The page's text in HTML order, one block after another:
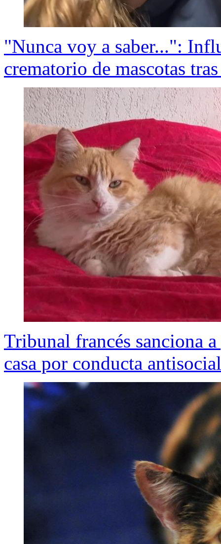
"Nunca voy a saber...":
crematorio de mascotas
Tribunal francés sanciona
casa por conducta